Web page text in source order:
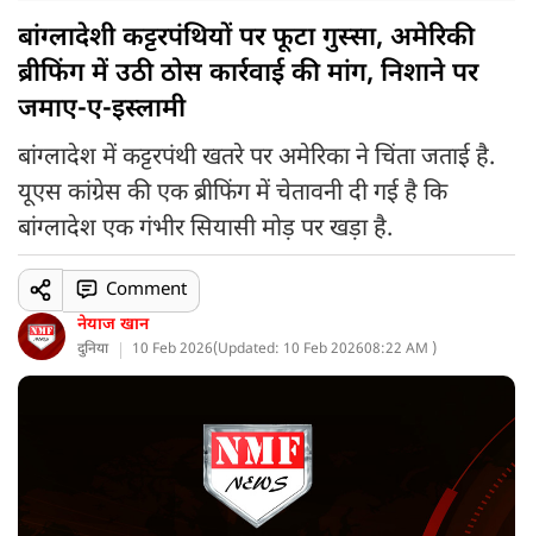
बांग्लादेशी कट्टरपंथियों पर फूटा गुस्सा, अमेरिकी
ब्रीफिंग में उठी ठोस कार्रवाई की मांग, निशाने पर
जमाए-ए-इस्लामी
बांग्लादेश में कट्टरपंथी खतरे पर अमेरिका ने चिंता जताई है.
यूएस कांग्रेस की एक ब्रीफिंग में चेतावनी दी गई है कि
बांग्लादेश एक गंभीर सियासी मोड़ पर खड़ा है.
नेयाज खान
दुनिया 10 Feb 2026(Updated: 10 Feb 202608:22 AM )
Comment